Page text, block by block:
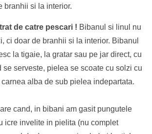
branhii si la interior.
de catre pescari ! Bibanul si linul nu
ci doar de branhii si la interior. Bibanul
la tigaie, la gratar sau pe jar direct, cu
se serveste, pielea se scoate cu solzi cu
alba de sub pielea indepartata.
cand, in bibani am gasit pungutele
icre invelite in pielita (nu complet